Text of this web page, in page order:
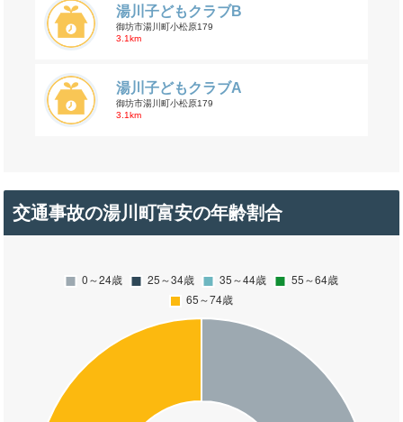
湯川子どもクラブB
御坊市湯川町小松原179
3.1km
湯川子どもクラブA
御坊市湯川町小松原179
3.1km
交通事故の湯川町富安の年齢割合